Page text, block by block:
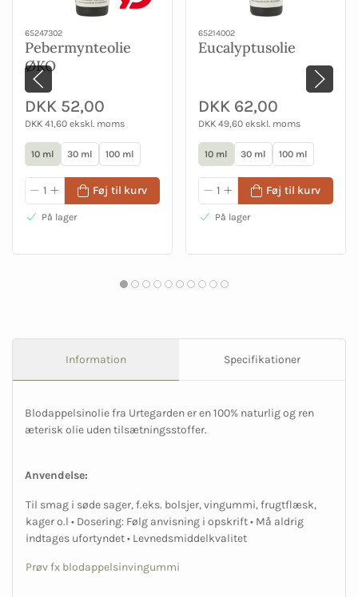
65247302
Pebermynteolie
ØKO
DKK 52,00
DKK 41,60 ekskl. moms
10 ml 30 ml 100 ml
Føj til kurv
På lager
65214002
Eucalyptusolie
DKK 62,00
DKK 49,60 ekskl. moms
10 ml 30 ml 100 ml
Føj til kurv
På lager
Information Specifikationer
Blodappelsinolie fra Urtegarden er en 100% naturlig og ren
æterisk olie uden tilsætningsstoffer.
Anvendelse:
Til smag i søde sager, f.eks. bolsjer, vingummi, frugtflæsk,
kager o.l • Dosering: Følg anvisning i opskrift • Må aldrig
indtages ufortyndet • Levnedsmiddelkvalitet
Prøv fx blodappelsinvingummi